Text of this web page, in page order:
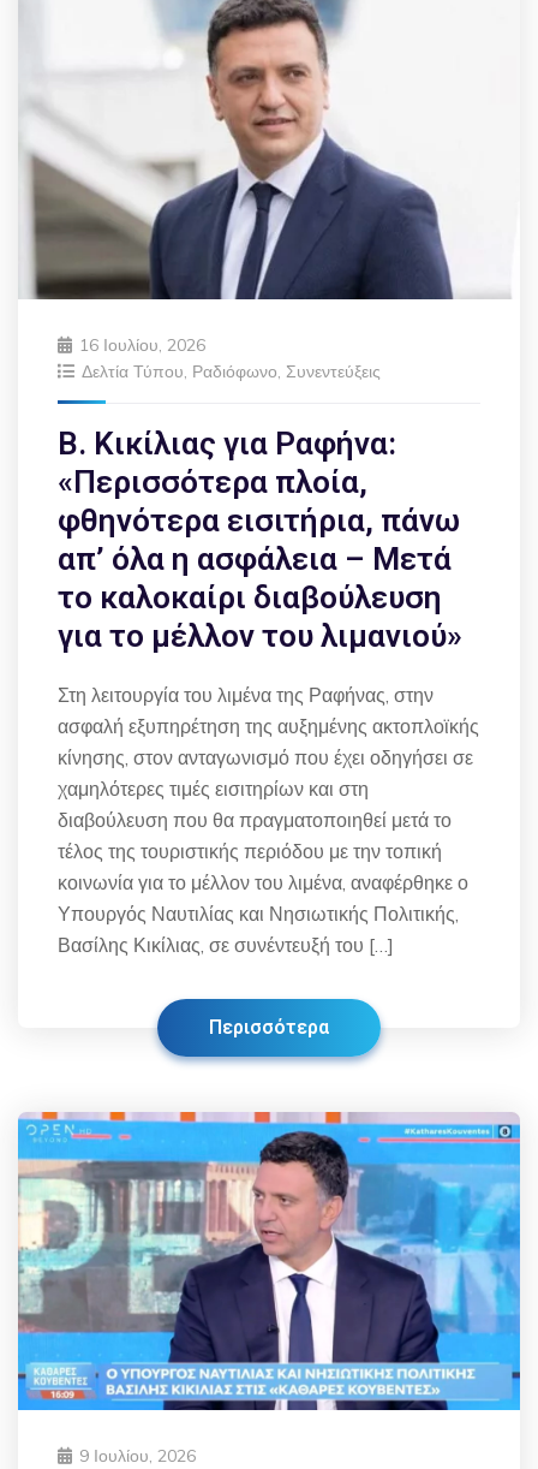
16 Ιουλίου, 2026
Δελτία Τύπου, Ραδιόφωνο, Συνεντεύξεις
Β. Κικίλιας για Ραφήνα:
«Περισσότερα πλοία,
φθηνότερα εισιτήρια, πάνω
απ’ όλα η ασφάλεια – Μετά
το καλοκαίρι διαβούλευση
για το μέλλον του λιμανιού»
Στη λειτουργία του λιμένα της Ραφήνας, στην
ασφαλή εξυπηρέτηση της αυξημένης ακτοπλοϊκής
κίνησης, στον ανταγωνισμό που έχει οδηγήσει σε
χαμηλότερες τιμές εισιτηρίων και στη
διαβούλευση που θα πραγματοποιηθεί μετά το
τέλος της τουριστικής περιόδου με την τοπική
κοινωνία για το μέλλον του λιμένα, αναφέρθηκε ο
Υπουργός Ναυτιλίας και Νησιωτικής Πολιτικής,
Βασίλης Κικίλιας, σε συνέντευξή του […]
Περισσότερα
9 Ιουλίου, 2026